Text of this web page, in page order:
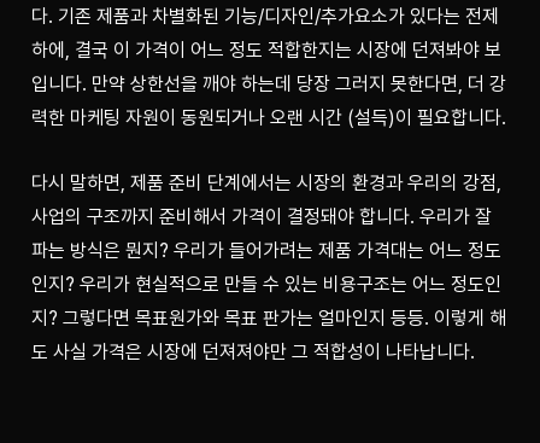
다. 기존 제품과 차별화된 기능/디자인/추가요소가 있다는 전제
하에, 결국 이 가격이 어느 정도 적합한지는 시장에 던져봐야 보
입니다. 만약 상한선을 깨야 하는데 당장 그러지 못한다면, 더 강
력한 마케팅 자원이 동원되거나 오랜 시간 (설득)이 필요합니다.
다시 말하면, 제품 준비 단계에서는 시장의 환경과 우리의 강점,
사업의 구조까지 준비해서 가격이 결정돼야 합니다. 우리가 잘
파는 방식은 뭔지? 우리가 들어가려는 제품 가격대는 어느 정도
인지? 우리가 현실적으로 만들 수 있는 비용구조는 어느 정도인
지? 그렇다면 목표원가와 목표 판가는 얼마인지 등등. 이렇게 해
도 사실 가격은 시장에 던져져야만 그 적합성이 나타납니다.